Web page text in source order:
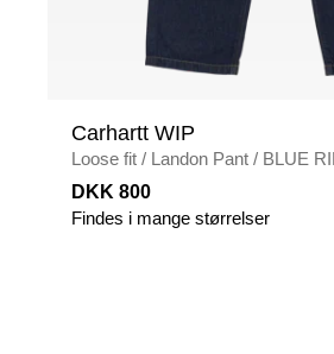
Carhartt WIP
Loose fit / Landon Pant / BLUE
DKK 800
Findes i mange størrelser